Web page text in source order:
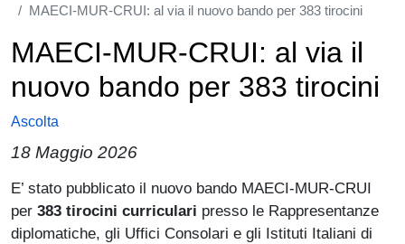
MAECI-MUR-CRUI: al via il nuovo bando per 383 tirocini
MAECI-MUR-CRUI: al via il
nuovo bando per 383 tirocini
Ascolta
18 Maggio 2026
Paragrafo
E’ stato pubblicato il nuovo bando MAECI-MUR-CRUI
per 383 tirocini curriculari presso le Rappresentanze
diplomatiche, gli Uffici Consolari e gli Istituti Italiani di